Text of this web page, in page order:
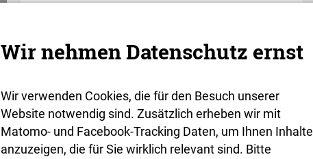
Enthusiasten sind und
was der Odenwald
damit zu tun hat
von Beke Alberring
Wir nehmen Datenschutz ernst
Wir verwenden Cookies, die für den Besuch unserer
Website notwendig sind. Zusätzlich erheben wir mit
Matomo- und Facebook-Tracking Daten, um Ihnen Inhalte
anzuzeigen, die für Sie wirklich relevant sind. Bitte